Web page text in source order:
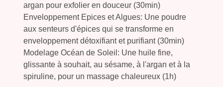
argan pour exfolier en douceur (30min)
Enveloppement Epices et Algues: Une poudre
aux senteurs d'épices qui se transforme en
enveloppement détoxifiant et purifiant (30min)
Modelage Océan de Soleil: Une huile fine,
glissante à souhait, au sésame, à l'argan et à la
spiruline, pour un massage chaleureux (1h)